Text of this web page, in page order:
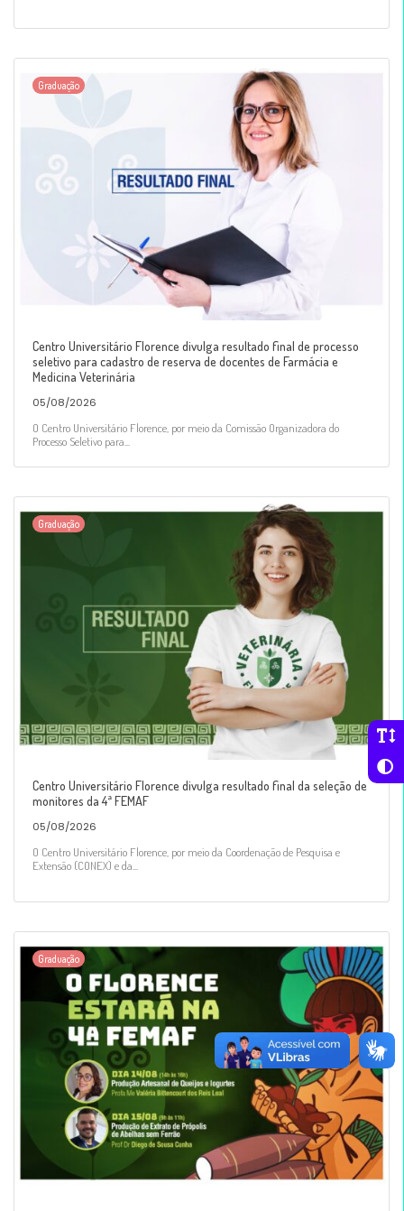
Graduação
Centro Universitário Florence divulga resultado final de processo
seletivo para cadastro de reserva de docentes de Farmácia e
Medicina Veterinária
05/08/2026
O Centro Universitário Florence, por meio da Comissão Organizadora do
Processo Seletivo para...
Graduação
Centro Universitário Florence divulga resultado final da seleção de
monitores da 4ª FEMAF
05/08/2026
O Centro Universitário Florence, por meio da Coordenação de Pesquisa e
Extensão (CONEX) e da...
Graduação